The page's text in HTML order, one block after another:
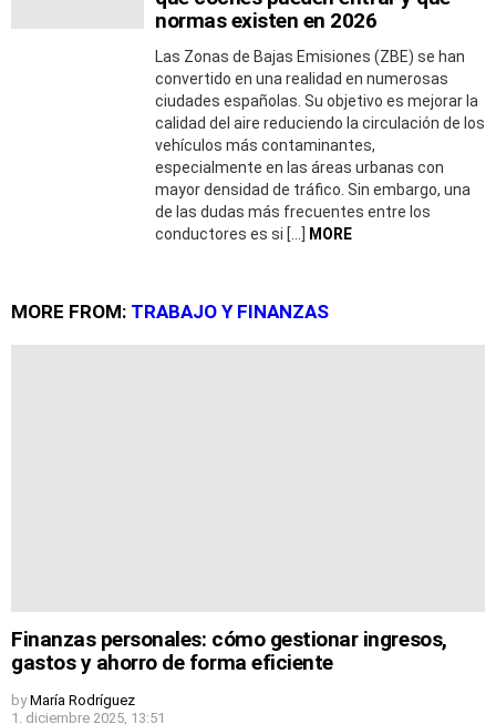
normas existen en 2026
Las Zonas de Bajas Emisiones (ZBE) se han
convertido en una realidad en numerosas
ciudades españolas. Su objetivo es mejorar la
calidad del aire reduciendo la circulación de los
vehículos más contaminantes,
especialmente en las áreas urbanas con
mayor densidad de tráfico. Sin embargo, una
de las dudas más frecuentes entre los
conductores es si […]
MORE
MORE FROM: TRABAJO Y FINANZAS
Finanzas personales: cómo gestionar ingresos,
gastos y ahorro de forma eficiente
by María Rodríguez
1. diciembre 2025, 13:51